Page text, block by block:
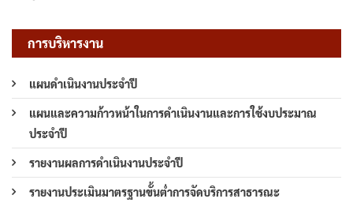
การบริหารงาน
แผนดำเนินงานประจำปี
แผนและความก้าวหน้าในการดำเนินงานและการใช้งบประมาณ
ประจำปี
รายงานผลการดำเนินงานประจำปี
รายงานประเมินมาตรฐานขั้นต่ำการจัดบริการสาธารณะ